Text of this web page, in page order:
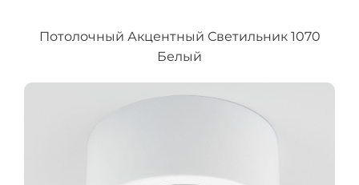
Потолочный Акцентный Светильник 1070
Белый